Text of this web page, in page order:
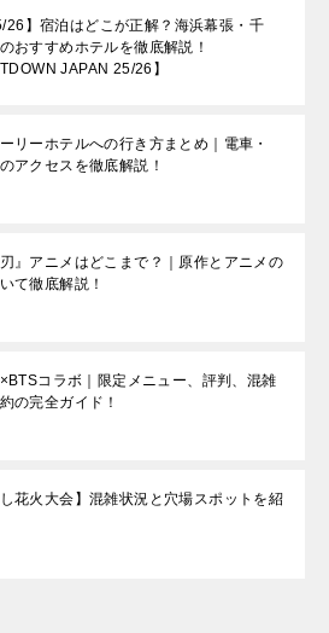
26】宿泊はどこが正解？海浜幕張・千
おすすめホテルを徹底解説！
JAPAN 25/26】
リーホテルへの行き方まとめ｜電車・
アクセスを徹底解説！
刃』アニメはどこまで？｜原作とアニメの
て徹底解説！
コラボ｜限定メニュー、評判、混雑
の完全ガイド！
し花火大会】混雑状況と穴場スポットを紹